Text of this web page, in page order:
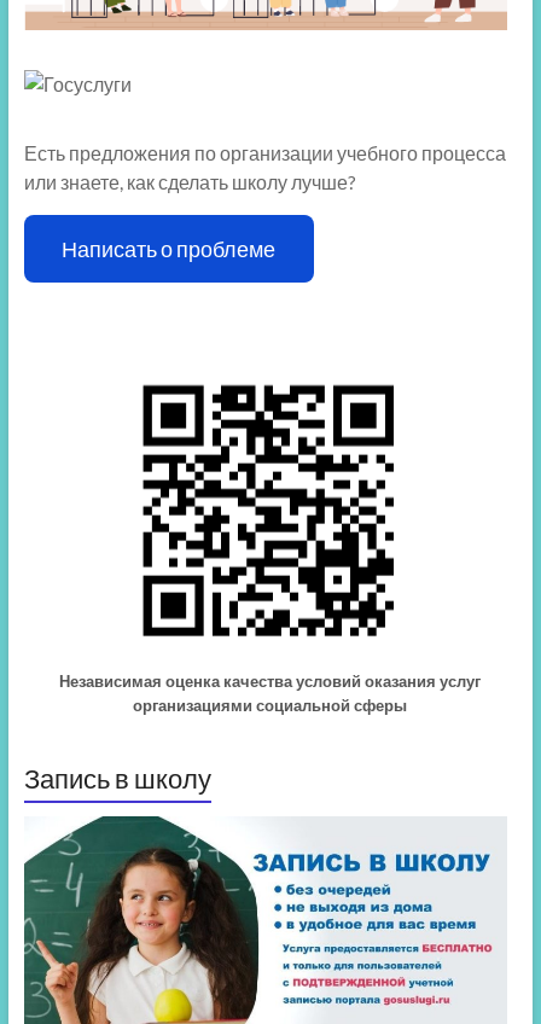
Есть предложения по организации учебного процесса
или знаете, как сделать школу лучше?
Написать о проблеме
Независимая оценка качества условий оказания услуг
организациями социальной сферы
Запись в школу